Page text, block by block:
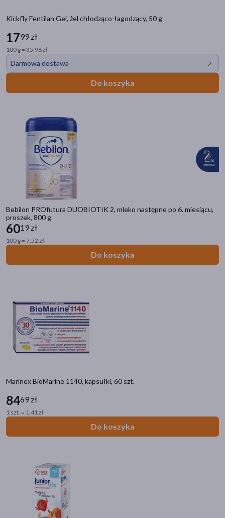
Kickfly Fentilan Gel, żel chłodząco-łagodzący, 50 g
1799 zł
100 g = 35,98 zł
Darmowa dostawa
Do koszyka
Bebilon PROfutura DUOBIOTIK 2, mleko następne po 6. miesiącu,
proszek, 800 g
6019 zł
100 g = 7,52 zł
Do koszyka
Marinex BioMarine 1140, kapsułki, 60 szt.
8469 zł
1 szt. = 1,41 zł
Do koszyka